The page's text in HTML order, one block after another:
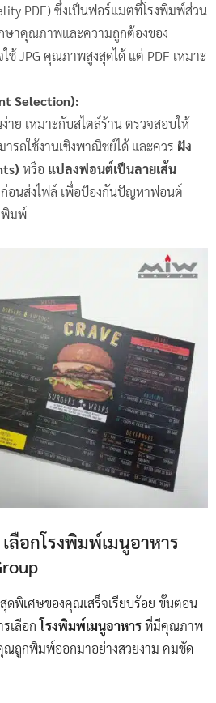
PDF) ซึ่งเป็นฟอร์แมตที่โรงพิมพ์ส่วน
ษาคุณภาพและความถูกต้องของ
ช้ JPG คุณภาพสูงสุดได้ แต่ PDF เหมาะ
Selection):
าย เหมาะกับสไตล์ร้าน ตรวจสอบให้
รถใช้งานเชิงพาณิชย์ได้ และควร ฝัง
หรือ แปลงฟอนต์เป็นลายเส้น
ก่อนส่งไฟล์ เพื่อป้องกันปัญหาฟอนต์
พิมพ์
ลือกโรงพิมพ์เมนูอาหาร
ดพิเศษของคุณเสร็จเรียบร้อย ขั้นตอน
เลือก โรงพิมพ์เมนูอาหารที่มีคุณภาพ
ณถูกพิมพ์ออกมาอย่างสวยงาม คมชัด